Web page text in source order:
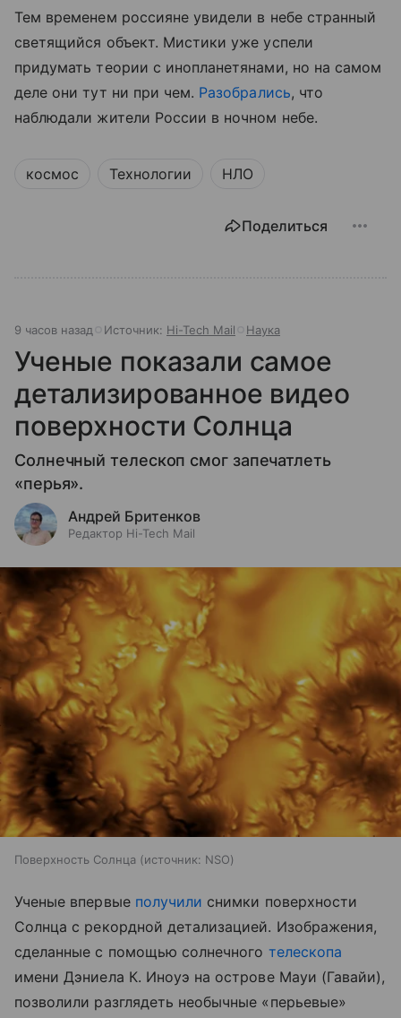
Тем временем россияне увидели в небе странный
светящийся объект. Мистики уже успели
придумать теории с инопланетянами, но на самом
деле они тут ни при чем. Разобрались, что
наблюдали жители России в ночном небе.
космос Технологии НЛО
Поделиться
9 часов назад Источник: Hi-Tech Mail Наука
Ученые показали самое
детализированное видео
поверхности Солнца
Солнечный телескоп смог запечатлеть
«перья».
Андрей Бритенков
Редактор Hi-Tech Mail
Поверхность Солнца источник: NSO
Ученые впервые получили снимки поверхности
Солнца с рекордной детализацией. Изображения,
сделанные с помощью солнечного телескопа
имени Дэниела К. Иноуэ на острове Мауи (Гавайи),
позволили разглядеть необычные «перьевые»